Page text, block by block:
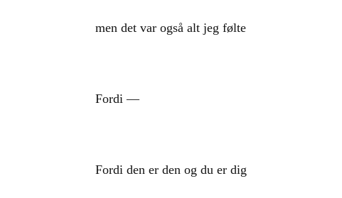
men det var også alt jeg følte
Fordi —
Fordi den er den og du er dig